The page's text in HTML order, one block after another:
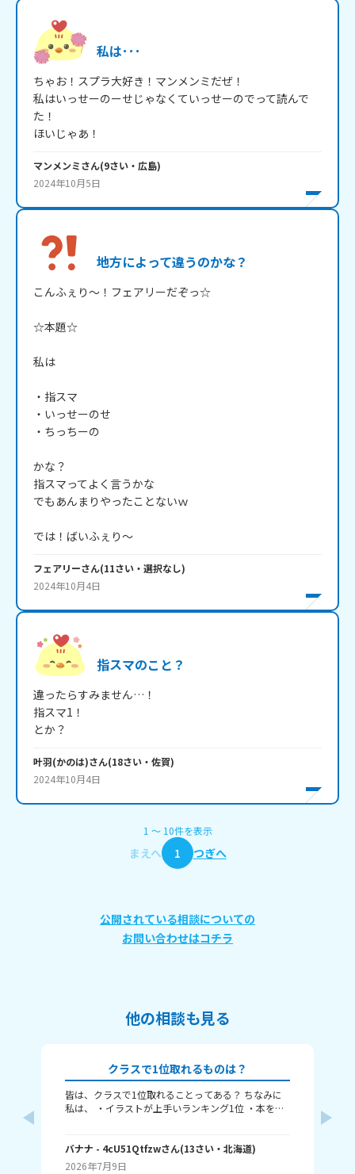
私は･･･
ちゃお！スプラ大好き！マンメンミだぜ！
私はいっせーのーせじゃなくていっせーのでって読んで
た！
ほいじゃあ！
マンメンミさん(9さい・ 広島)
2024年10月5日
地方によって違うのかな？
こんふぇり～！フェアリーだぞっ☆
☆本題☆
私は
・指スマ
・いっせーのせ
・ちっちーの
かな？
指スマってよく言うかな
でもあんまりやったことないｗ
では！ばいふぇり～
フェアリーさん(11さい・ 選択なし)
2024年10月4日
指スマのこと？
違ったらすみません…！
指スマ1！
とか？
叶羽(かのは)さん(18さい・ 佐賀)
2024年10月4日
1 〜 10件を表示
まえへ 1 つぎへ
公開されている相談についての
お問い合わせはコチラ
他の相談も見る
クラスで1位取れるものは？
皆は、クラスで1位取れることってある？ ちなみに
私は、 ・イラストが上手いランキング1位 ・本を読
ングで1位取れる？ 書いてくれたら嬉しいです！ じ
ゃね。
バナナ - 4cU51Qtfzwさん(13さい・ 北海道)
2026年7月9日